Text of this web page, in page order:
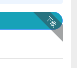
下载